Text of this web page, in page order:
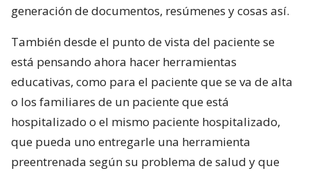
generación de documentos, resúmenes y cosas así.
También desde el punto de vista del paciente se
está pensando ahora hacer herramientas
educativas, como para el paciente que se va de alta
o los familiares de un paciente que está
hospitalizado o el mismo paciente hospitalizado,
que pueda uno entregarle una herramienta
preentrenada según su problema de salud y que